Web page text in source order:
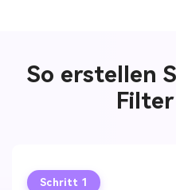
So erstellen
Schritt 1